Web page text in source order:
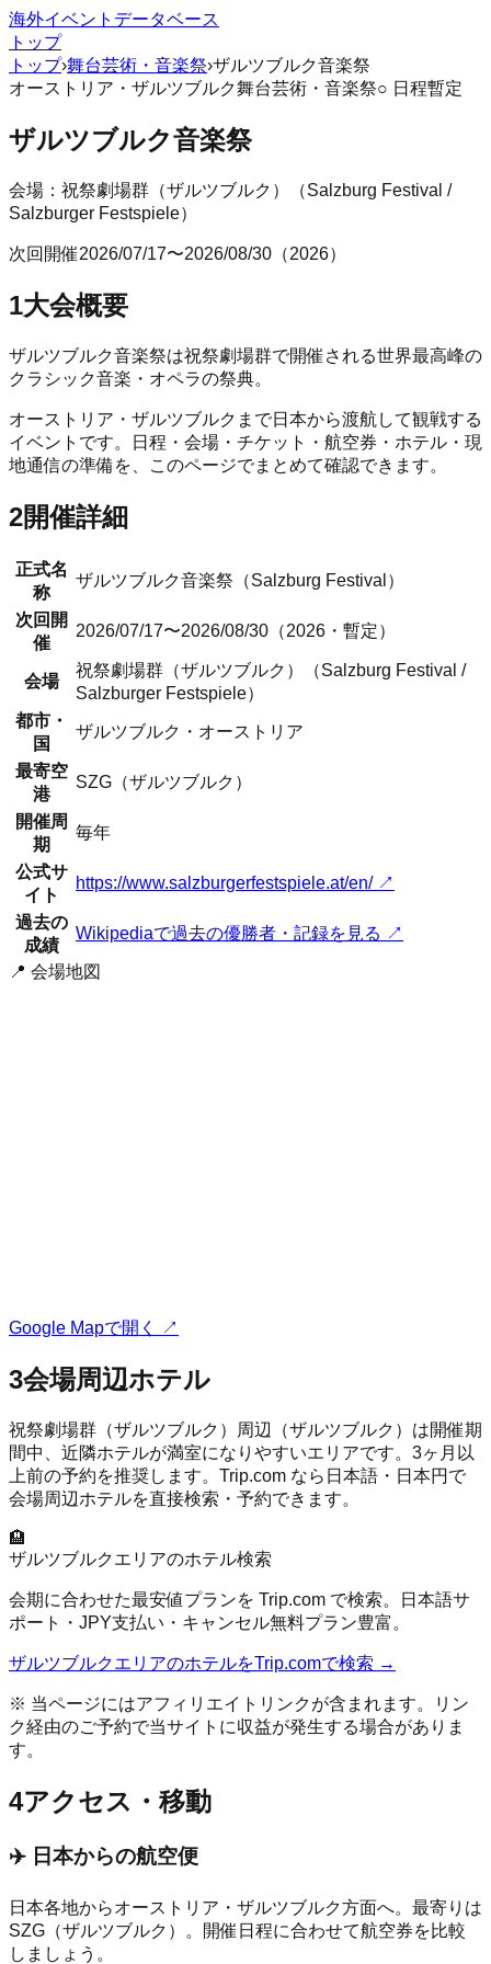
海外イベントデータベース
トップ
トップ›舞台芸術・音楽祭›ザルツブルク音楽祭
オーストリア ・ ザルツブルク舞台芸術・音楽祭○ 日程暫定
ザルツブルク音楽祭
会場： 祝祭劇場群（ザルツブルク） （Salzburg Festival /
Salzburger Festspiele）
次回開催2026/07/17〜2026/08/30 （2026）
1大会概要
ザルツブルク音楽祭は祝祭劇場群で開催される世界最高峰の
クラシック音楽・オペラの祭典。
オーストリア ・ ザルツブルク まで日本から渡航して観戦する
イベントです。日程・会場・チケット・航空券・ホテル・現
地通信の準備を、このページでまとめて確認できます。
2開催詳細
正式名
称
ザルツブルク音楽祭 （Salzburg Festival ）
次回開
催
2026/07/17〜2026/08/30（2026・暫定）
会場
祝祭劇場群（ザルツブルク）（Salzburg Festival /
Salzburger Festspiele）
都市・
国
ザルツブルク ・ オーストリア
最寄空
港
SZG（ザルツブルク）
開催周
期
毎年
公式サ
イト
https://www.salzburgerfestspiele.at/en/↗
過去の
成績
Wikipediaで過去の優勝者・記録を見る ↗
📍 会場地図
Google Mapで開く ↗
3会場周辺ホテル
祝祭劇場群（ザルツブルク） 周辺（ザルツブルク ）は開催期
間中、近隣ホテルが満室になりやすいエリアです。3ヶ月以
上前の予約を推奨します。Trip.com なら日本語・日本円で
会場周辺ホテルを直接検索・予約できます。
🏨
ザルツブルクエリアのホテル検索
会期に合わせた最安値プランを Trip.com で検索。日本語サ
ポート・JPY支払い・キャンセル無料プラン豊富。
ザルツブルクエリアのホテルをTrip.comで検索 →
※ 当ページにはアフィリエイトリンクが含まれます。リン
ク経由のご予約で当サイトに収益が発生する場合がありま
す。
4アクセス・移動
✈️ 日本からの航空便
日本各地からオーストリア ・ ザルツブルク方面へ。最寄りは
SZG（ザルツブルク）
。開催日程に合わせて航空券を比較
しましょう。